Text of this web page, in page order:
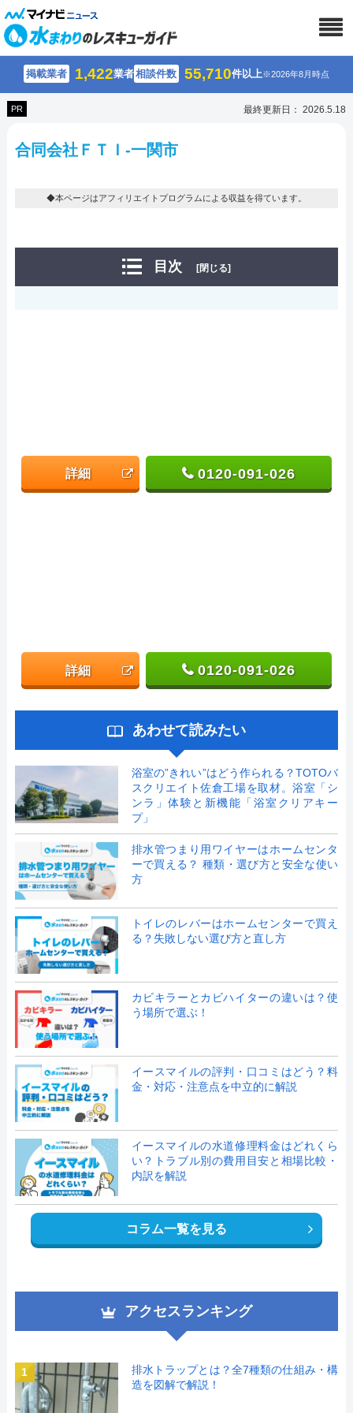
掲載業者 1,422業者相談件数 55,710件以上※2026年8月時点
PR 最終更新日： 2026.5.18
合同会社ＦＴＩ-一関市
◆本ページはアフィリエイトプログラムによる収益を得ています。
目次 [閉じる]
詳細 0120-091-026
詳細 0120-091-026
あわせて読みたい
浴室の”きれい”はどう作られる？TOTOバ
スクリエイト佐倉工場を取材。浴室「シ
ンラ」体験と新機能「浴室クリアキー
プ」
排水管つまり用ワイヤーはホームセンタ
ーで買える？ 種類・選び方と安全な使い
方
トイレのレバーはホームセンターで買え
る？失敗しない選び方と直し方
カビキラーとカビハイターの違いは？使
う場所で選ぶ！
イースマイルの評判・口コミはどう？料
金・対応・注意点を中立的に解説
イースマイルの水道修理料金はどれくら
い？トラブル別の費用目安と相場比較・
内訳を解説
コラム一覧を見る
アクセスランキング
1
排水トラップとは？全7種類の仕組み・構
造を図解で解説！